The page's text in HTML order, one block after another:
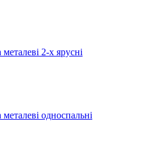
2-х ярусні
односпальні